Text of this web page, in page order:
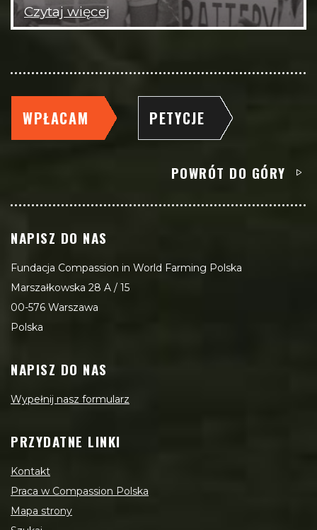
Czytaj więcej
WPŁACAM PETYCJE
POWRÓT DO GÓRY
NAPISZ DO NAS
Fundacja Compassion in World Farming Polska
Marszałkowska 28 A / 15
00-576 Warszawa
Polska
NAPISZ DO NAS
Wypełnij nasz formularz
PRZYDATNE LINKI
Kontakt
Praca w Compassion Polska
Mapa strony